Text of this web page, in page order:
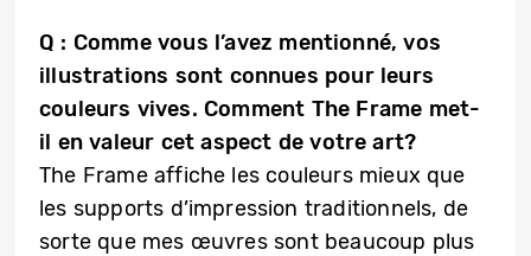
Q : Comme vous l’avez mentionné, vos
illustrations sont connues pour leurs
couleurs vives. Comment The Frame met-
il en valeur cet aspect de votre art?
The Frame affiche les couleurs mieux que
les supports d’impression traditionnels, de
sorte que mes œuvres sont beaucoup plus